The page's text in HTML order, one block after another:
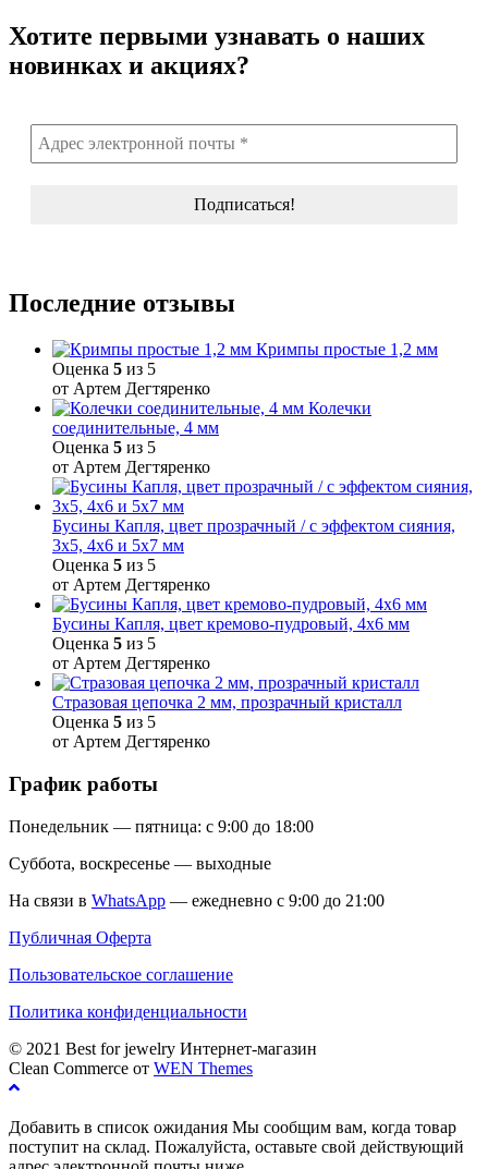
Хотите первыми узнавать о наших
новинках и акциях?
Последние отзывы
Кримпы простые 1,2 мм
Оценка 5 из 5
от Артем Дегтяренко
Колечки
соединительные, 4 мм
Оценка 5 из 5
от Артем Дегтяренко
Бусины Капля, цвет прозрачный / с эффектом сияния,
3х5, 4х6 и 5х7 мм
Оценка 5 из 5
от Артем Дегтяренко
Бусины Капля, цвет кремово-пудровый, 4х6 мм
Оценка 5 из 5
от Артем Дегтяренко
Стразовая цепочка 2 мм, прозрачный кристалл
Оценка 5 из 5
от Артем Дегтяренко
График работы
Понедельник — пятница: с 9:00 до 18:00
Суббота, воскресенье — выходные
На связи в WhatsApp — ежедневно с 9:00 до 21:00
Публичная Оферта
Пользовательское соглашение
Политика конфиденциальности
© 2021 Best for jewelry Интернет-магазин
Clean Commerce от WEN Themes
Добавить в список ожидания Мы сообщим вам, когда товар
поступит на склад. Пожалуйста, оставьте свой действующий